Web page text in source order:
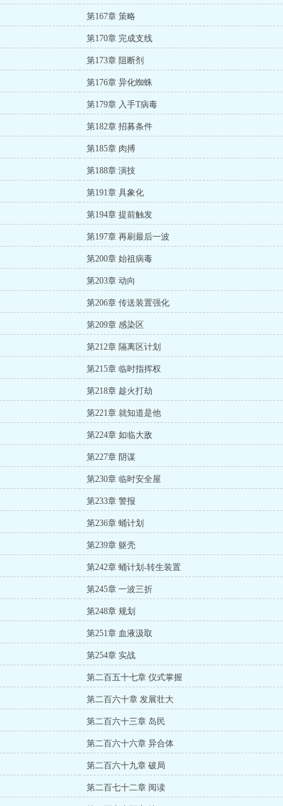
第167章 策略
第170章 完成支线
第173章 阻断剂
第176章 异化蜘蛛
第179章 入手T病毒
第182章 招募条件
第185章 肉搏
第188章 演技
第191章 具象化
第194章 提前触发
第197章 再刷最后一波
第200章 始祖病毒
第203章 动向
第206章 传送装置强化
第209章 感染区
第212章 隔离区计划
第215章 临时指挥权
第218章 趁火打劫
第221章 就知道是他
第224章 如临大敌
第227章 阴谋
第230章 临时安全屋
第233章 警报
第236章 蛹计划
第239章 躯壳
第242章 蛹计划-转生装置
第245章 一波三折
第248章 规划
第251章 血液汲取
第254章 实战
第二百五十七章 仪式掌握
第二百六十章 发展壮大
第二百六十三章 岛民
第二百六十六章 异合体
第二百六十九章 破局
第二百七十二章 阅读